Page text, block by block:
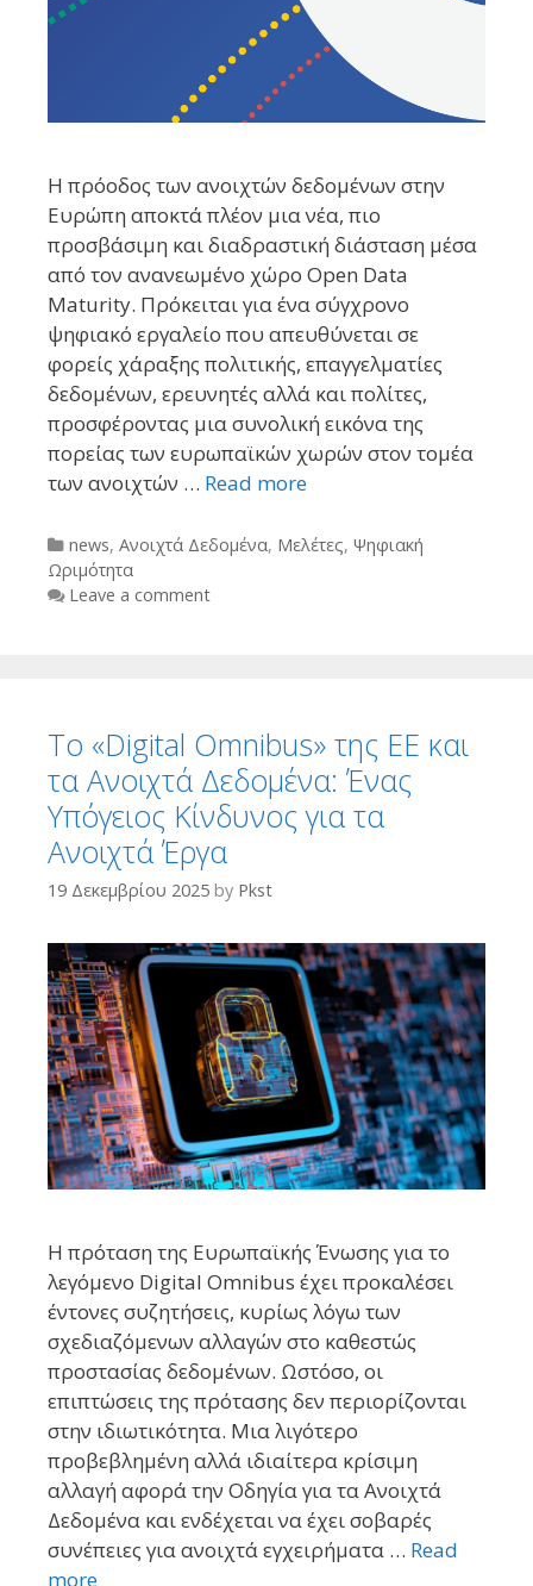
Η πρόοδος των ανοιχτών δεδομένων στην
Ευρώπη αποκτά πλέον μια νέα, πιο
προσβάσιμη και διαδραστική διάσταση μέσα
από τον ανανεωμένο χώρο Open Data
Maturity. Πρόκειται για ένα σύγχρονο
ψηφιακό εργαλείο που απευθύνεται σε
φορείς χάραξης πολιτικής, επαγγελματίες
δεδομένων, ερευνητές αλλά και πολίτες,
προσφέροντας μια συνολική εικόνα της
πορείας των ευρωπαϊκών χωρών στον τομέα
των ανοιχτών … Read more
Categories
news, Ανοιχτά Δεδομένα, Μελέτες, Ψηφιακή
Ωριμότητα
Leave a comment
Το «Digital Omnibus» της ΕΕ και
τα Ανοιχτά Δεδομένα: Ένας
Υπόγειος Κίνδυνος για τα
Ανοιχτά Έργα
19 Δεκεμβρίου 2025 by Pkst
Η πρόταση της Ευρωπαϊκής Ένωσης για το
λεγόμενο Digital Omnibus έχει προκαλέσει
έντονες συζητήσεις, κυρίως λόγω των
σχεδιαζόμενων αλλαγών στο καθεστώς
προστασίας δεδομένων. Ωστόσο, οι
επιπτώσεις της πρότασης δεν περιορίζονται
στην ιδιωτικότητα. Μια λιγότερο
προβεβλημένη αλλά ιδιαίτερα κρίσιμη
αλλαγή αφορά την Οδηγία για τα Ανοιχτά
Δεδομένα και ενδέχεται να έχει σοβαρές
συνέπειες για ανοιχτά εγχειρήματα … Read
more